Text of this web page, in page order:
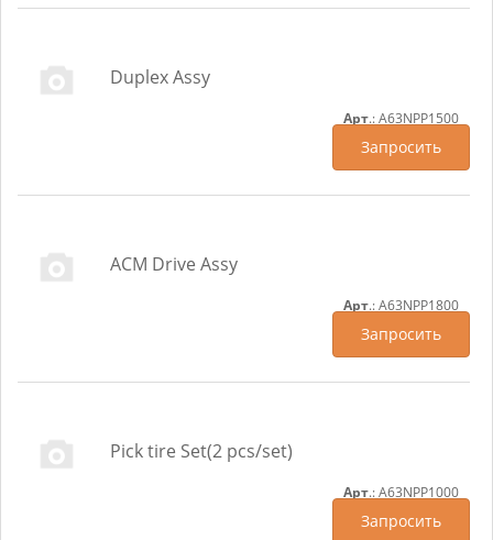
Duplex Assy
Арт.: A63NPP1500
Запросить
ACM Drive Assy
Арт.: A63NPP1800
Запросить
Pick tire Set(2 pcs/set)
Арт.: A63NPP1000
Запросить